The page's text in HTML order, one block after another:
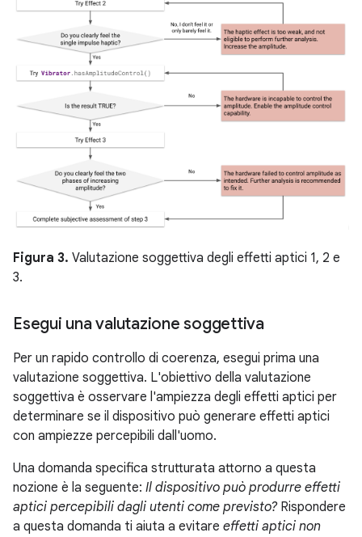
Figura 3. Valutazione soggettiva degli effetti aptici 1, 2 e
3.
Esegui una valutazione soggettiva
Per un rapido controllo di coerenza, esegui prima una
valutazione soggettiva. L'obiettivo della valutazione
soggettiva è osservare l'ampiezza degli effetti aptici per
determinare se il dispositivo può generare effetti aptici
con ampiezze percepibili dall'uomo.
Una domanda specifica strutturata attorno a questa
nozione è la seguente: Il dispositivo può produrre effetti
aptici percepibili dagli utenti come previsto?Rispondere
a questa domanda ti aiuta a evitare effetti aptici non